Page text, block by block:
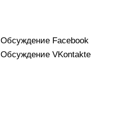
Обсуждение Facebook
Обсуждение VKontakte